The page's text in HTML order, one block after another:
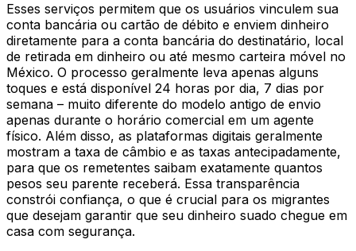
Esses serviços permitem que os usuários vinculem sua
conta bancária ou cartão de débito e enviem dinheiro
diretamente para a conta bancária do destinatário, local
de retirada em dinheiro ou até mesmo carteira móvel no
México. O processo geralmente leva apenas alguns
toques e está disponível 24 horas por dia, 7 dias por
semana – muito diferente do modelo antigo de envio
apenas durante o horário comercial em um agente
físico. Além disso, as plataformas digitais geralmente
mostram a taxa de câmbio e as taxas antecipadamente,
para que os remetentes saibam exatamente quantos
pesos seu parente receberá. Essa transparência
constrói confiança, o que é crucial para os migrantes
que desejam garantir que seu dinheiro suado chegue em
casa com segurança.